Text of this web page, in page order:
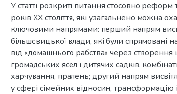
У статті розкриті питання стосовно
років ХХ століття, які узагальнено можна
ключовими напрямами: перший напрям
більшовицької влади, які були спрямовані
від «домашнього рабства» через
громадських ясел і дитячих садків,
харчування, пралень; другий напрям
у сфері сімейних відносин, трансформацію